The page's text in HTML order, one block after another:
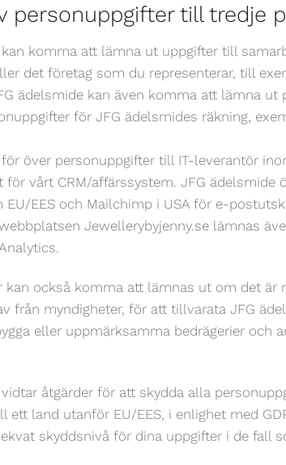
personuppgifter till tredje
komma att lämna ut uppgifter till
det företag som du representerar, till
ädelsmide kan även komma att lämna
för JFG ädelsmides räkning,
över personuppgifter till IT-leverantör
för vårt CRM/affärssystem. JFG
EU/EES och Mailchimp i USA för e-
Jewellerybyjenny.se lämnas
kan också komma att lämnas ut om det är
från myndigheter, för att tillvarata JFG
eller uppmärksamma bedrägerier och
åtgärder för att skydda alla
ett land utanför EU/EES, i enlighet med
skyddsnivå för dina uppgifter i de fall